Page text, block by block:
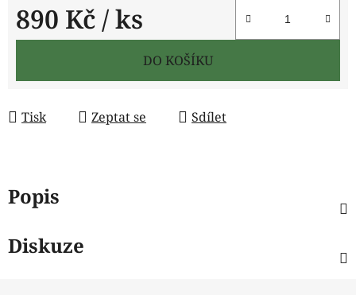
890 Kč / ks
Měrná cena:
DO KOŠÍKU
Tisk Zeptat se Sdílet
Popis
Diskuze